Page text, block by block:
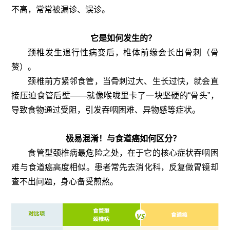
不高，常常被漏诊、误诊。
它是如何发生的？
颈椎发生退行性病变后，椎体前缘会长出骨刺（骨
赘）。
颈椎前方紧邻食管，当骨刺过大、生长过快，就会直
接压迫食管后壁——就像喉咙里卡了一块坚硬的“骨头”，
导致食物通过受阻，引发吞咽困难、异物感等症状。
极易混淆！与食道癌如何区分？
食管型颈椎病最危险之处，在于它的核心症状吞咽困
难与食道癌高度相似。患者常先去消化科，反复做胃镜却
查不出问题，身心备受煎熬。